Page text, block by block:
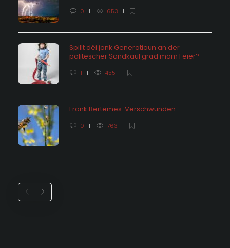
0 653
Spillt déi jonk Generatioun an der
politescher Sandkaul grad mam Feier?
1 455
Frank Bertemes: Verschwunden….
0 763